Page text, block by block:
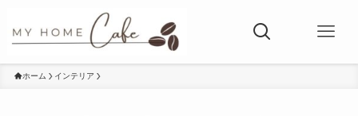
ホーム インテリア